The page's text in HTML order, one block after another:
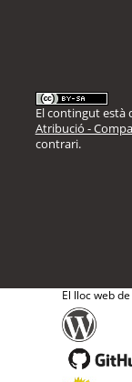
El contingut està
Atribució -
contrari.
El lloc web